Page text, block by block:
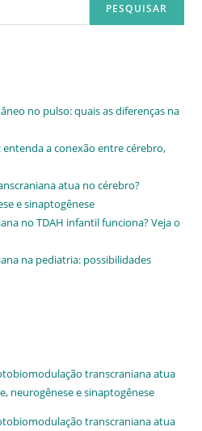
PESQUISAR
no pulso: quais as diferenças na
a conexão entre cérebro,
atua no cérebro?
e sinaptogênese
no TDAH infantil funciona? Veja o
na pediatria: possibilidades
transcraniana atua
neurogênese e sinaptogênese
transcraniana atua